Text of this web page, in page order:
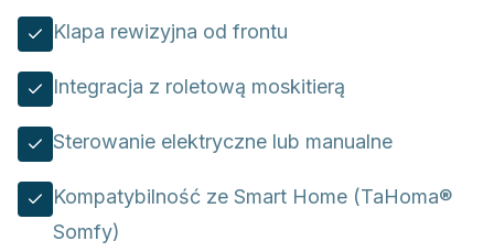
Klapa rewizyjna od frontu
Integracja z roletową moskitierą
Sterowanie elektryczne lub manualne
Kompatybilność ze Smart Home (TaHoma®
Somfy)